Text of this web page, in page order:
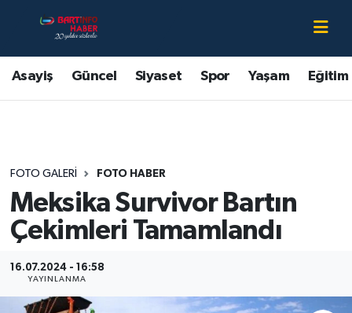
Asayiş Güncel Siyaset Spor Yaşam Eğitim
FOTO GALERI FOTO HABER
Meksika Survivor Bartın
Çekimleri Tamamlandı
16.07.2024 - 16:58
YAYINLANMA
Asayiş
Bartın Hakkında
Eğitim
Ekonomi
Güncel
Kültür-Sanat
Bartın Nöbetçi Eczaneler
Bartın Hava Durumu
Bartın Trafik Yoğunluk Haritası
Süper Lig Puan Durumu ve Fikstür
Tüm Manşetler
Son Dakika Haberleri